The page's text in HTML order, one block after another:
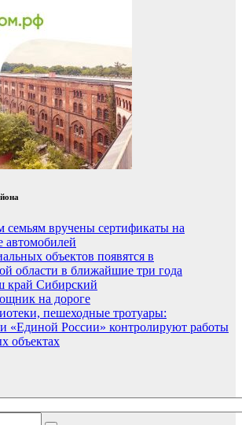
вручены сертификаты на
автомобилей
объектов появятся в
области в ближайшие три года
край Сибирский
на дороге
пешеходные тротуары:
«Единой России» контролируют работы
объектах